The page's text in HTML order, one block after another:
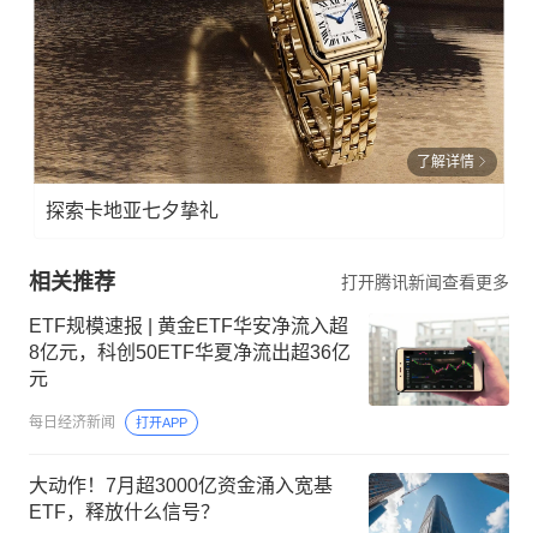
了解详情
探索卡地亚七夕挚礼
相关推荐 打开腾讯新闻查看更多
ETF规模速报 | 黄金ETF华安净流入超
8亿元，科创50ETF华夏净流出超36亿
元
每日经济新闻 打开APP
大动作！7月超3000亿资金涌入宽基
ETF，释放什么信号？